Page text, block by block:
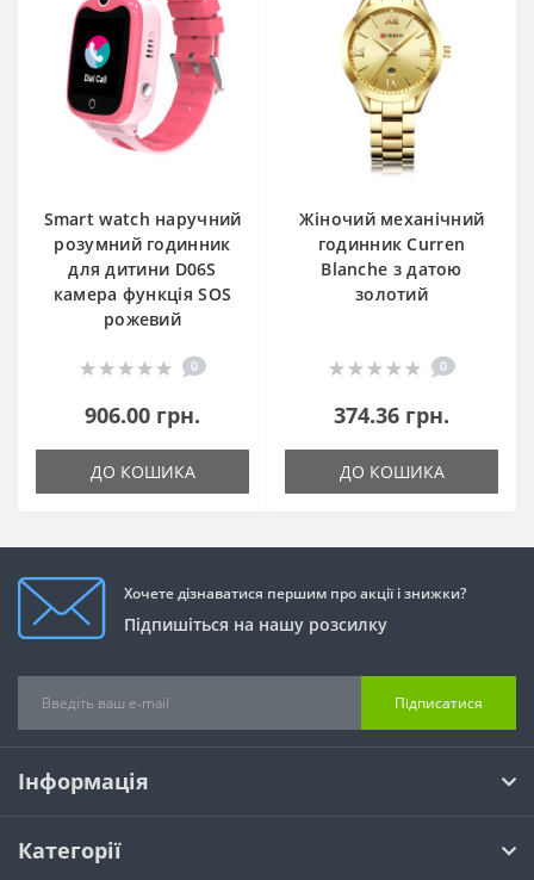
Smart watch наручний
розумний годинник
для дитини D06S
камера функція SOS
рожевий
0
906.00 грн.
ДО КОШИКА
Жіночий механічний
годинник Curren
Blanche з датою
золотий
0
374.36 грн.
ДО КОШИКА
Хочете дізнаватися першим про акції і знижки?
Підпишіться на нашу розсилку
Підписатися
Інформація
Категорії